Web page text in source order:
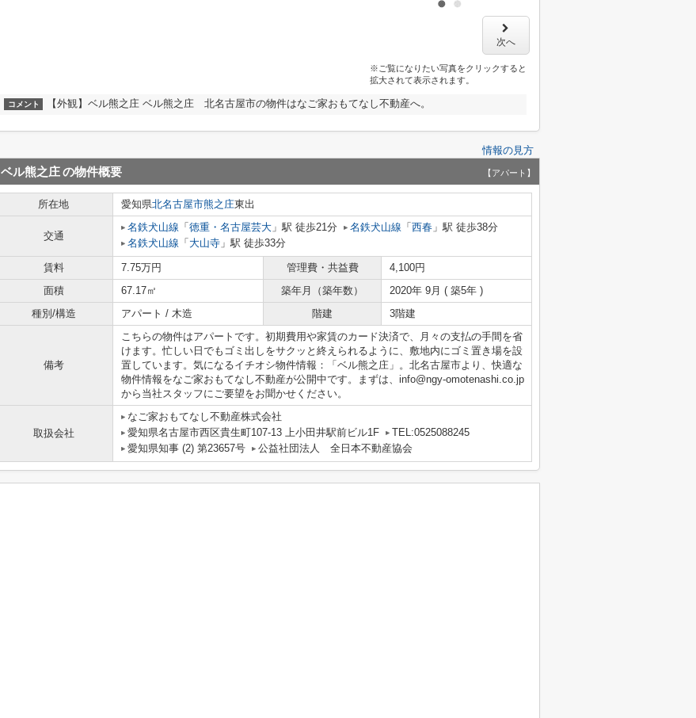
次へ
※ご覧になりたい写真をクリックすると
拡大されて表示されます。
コメント 【外観】ベル熊之庄 ベル熊之庄 北名古屋市の物件はなご家おもてなし不動産へ。
情報の見方
ベル熊之庄の物件概要 【アパート】
所在地 愛知県北名古屋市熊之庄東出
交通
名鉄犬山線 「 徳重・名古屋芸大 」駅 徒歩21分 名鉄犬山線 「 西春 」駅 徒歩38分
名鉄犬山線 「 大山寺 」駅 徒歩33分
賃料 7.75万円 管理費・共益費
4,100円
面積
67.17㎡ 築年月（築年数）
2020年 9月 ( 築5年 )
種別/構造
アパート / 木造 階建 3階建
備考
こちらの物件はアパートです。初期費用や家賃のカード決済で、月々の支払の手間を省
けます。忙しい日でもゴミ出しをサクッと終えられるように、敷地内にゴミ置き場を設
置しています。気になるイチオシ物件情報：「ベル熊之庄」。北名古屋市より、快適な
物件情報をなご家おもてなし不動産が公開中です。まずは、info@ngy-omotenashi.co.jp
から当社スタッフにご要望をお聞かせください。
取扱会社
なご家おもてなし不動産株式会社
愛知県名古屋市西区貴生町107-13 上小田井駅前ビル1F
TEL:0525088245
愛知県知事 (2) 第23657号
公益社団法人 全日本不動産協会